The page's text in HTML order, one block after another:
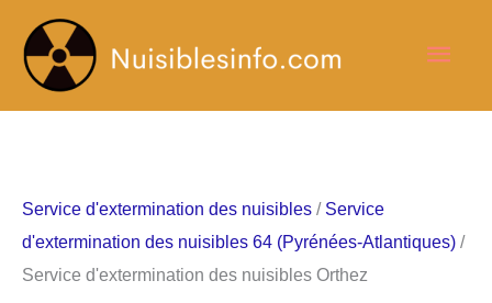
contenu
Service d'extermination des nuisibles / Service
d'extermination des nuisibles 64 (Pyrénées-Atlantiques) /
Service d'extermination des nuisibles Orthez